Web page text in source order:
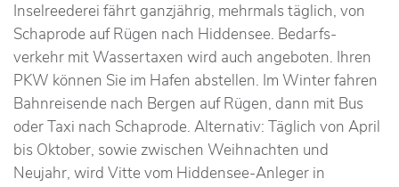
Inselreederei fährt ganzjährig, mehrmals täglich, von
Schaprode auf Rügen nach Hiddensee. Bedarfs-
verkehr mit Wassertaxen wird auch angeboten. Ihren
PKW können Sie im Hafen abstellen. Im Winter fahren
Bahnreisende nach Bergen auf Rügen, dann mit Bus
oder Taxi nach Schaprode. Alternativ: Täglich von April
bis Oktober, sowie zwischen Weihnachten und
Neujahr, wird Vitte vom Hiddensee-Anleger in